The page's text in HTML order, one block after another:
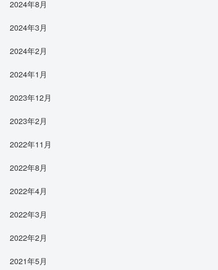
2024年8月
2024年3月
2024年2月
2024年1月
2023年12月
2023年2月
2022年11月
2022年8月
2022年4月
2022年3月
2022年2月
2021年5月